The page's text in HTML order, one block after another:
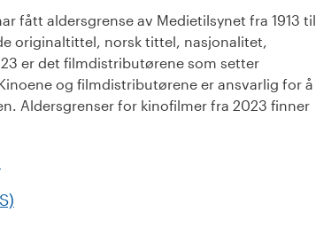
fått aldersgrense av Medietilsynet fra 1913 til
originaltittel, norsk tittel, nasjonalitet,
er det filmdistributørene som setter
og filmdistributørene er ansvarlig for å
Aldersgrenser for kinofilmer fra 2023 finner